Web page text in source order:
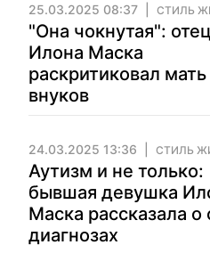
25.03.2025 08:37 СТИЛЬ
"Она чокнутая": отец
Илона Маска
раскритиковал
внуков
24.03.2025 13:36 СТИЛЬ
Аутизм и не только:
бывшая девушка
Маска рассказала о
диагнозах